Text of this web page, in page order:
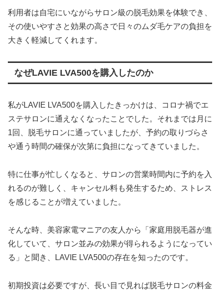
利用者は自宅にいながらサロン級の脱毛効果を体験でき、
その使いやすさと効果の高さで日々のムダ毛ケアの負担を
大きく軽減してくれます。
なぜLAVIE LVA500を購入したのか
私がLAVIE LVA500を購入したきっかけは、コロナ禍でエ
ステサロンに通えなくなったことでした。それまでは月に
1回、脱毛サロンに通っていましたが、予約の取りづらさ
や通う時間の確保が次第に負担になってきていました。
特に仕事が忙しくなると、サロンの営業時間内に予約を入
れるのが難しく、キャンセル料も発生するため、ストレス
を感じることが増えていました。
そんな時、美容家電マニアの友人から「家庭用脱毛器が進
化していて、サロン並みの効果が得られるようになってい
る」と聞き、LAVIE LVA500の存在を知ったのです。
初期投資は必要ですが、長い目で見れば脱毛サロンの料金